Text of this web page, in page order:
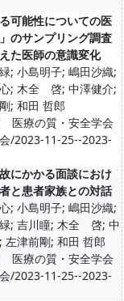
可能性についての医
のサンプリング調査
た医師の意識変化
; 小島明子; 嶋田沙織;
; 木全 啓; 中澤健介;
; 和田 哲郎
医療の質・安全学会
/2023-11-25--2023-
にかかる面談におけ
と患者家族との対話
; 小島明子; 嶋田沙織;
; 吉川瞳; 木全 啓; 中
左津前剛; 和田 哲郎
医療の質・安全学会
/2023-11-25--2023-